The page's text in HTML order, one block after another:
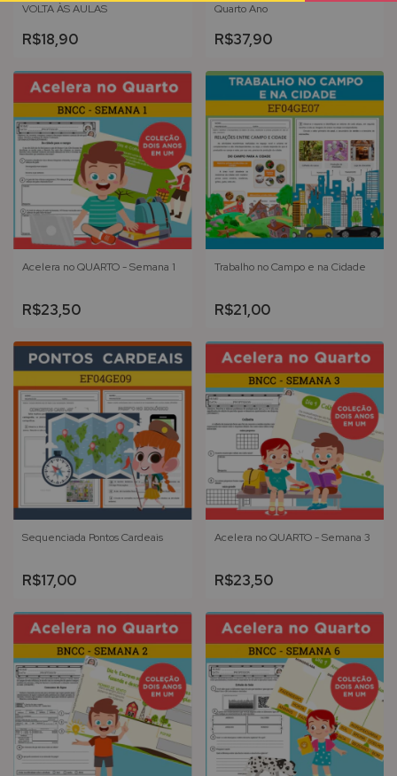
VOLTA ÀS AULAS
R$18,90
Quarto Ano
R$37,90
Acelera no QUARTO - Semana 1
R$23,50
Trabalho no Campo e na Cidade
R$21,00
Sequenciada Pontos Cardeais
R$17,00
Acelera no QUARTO - Semana 3
R$23,50